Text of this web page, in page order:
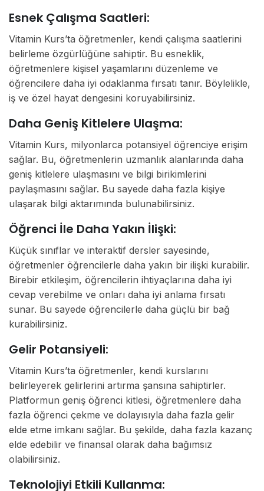
Esnek Çalışma Saatleri:
Vitamin Kurs’ta öğretmenler, kendi çalışma saatlerini
belirleme özgürlüğüne sahiptir. Bu esneklik,
öğretmenlere kişisel yaşamlarını düzenleme ve
öğrencilere daha iyi odaklanma fırsatı tanır. Böylelikle,
iş ve özel hayat dengesini koruyabilirsiniz.
Daha Geniş Kitlelere Ulaşma:
Vitamin Kurs, milyonlarca potansiyel öğrenciye erişim
sağlar. Bu, öğretmenlerin uzmanlık alanlarında daha
geniş kitlelere ulaşmasını ve bilgi birikimlerini
paylaşmasını sağlar. Bu sayede daha fazla kişiye
ulaşarak bilgi aktarımında bulunabilirsiniz.
Öğrenci İle Daha Yakın İlişki:
Küçük sınıflar ve interaktif dersler sayesinde,
öğretmenler öğrencilerle daha yakın bir ilişki kurabilir.
Birebir etkileşim, öğrencilerin ihtiyaçlarına daha iyi
cevap verebilme ve onları daha iyi anlama fırsatı
sunar. Bu sayede öğrencilerle daha güçlü bir bağ
kurabilirsiniz.
Gelir Potansiyeli:
Vitamin Kurs’ta öğretmenler, kendi kurslarını
belirleyerek gelirlerini artırma şansına sahiptirler.
Platformun geniş öğrenci kitlesi, öğretmenlere daha
fazla öğrenci çekme ve dolayısıyla daha fazla gelir
elde etme imkanı sağlar. Bu şekilde, daha fazla kazanç
elde edebilir ve finansal olarak daha bağımsız
olabilirsiniz.
Teknolojiyi Etkili Kullanma: